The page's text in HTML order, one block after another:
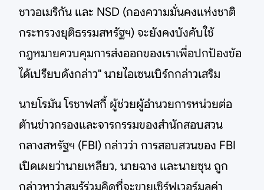
ชาวอเมริกัน และ NSD (กองความมั่นคงแห่งชาติ
กระทรวงยุติธรรมสหรัฐฯ) จะยังคงบังคับใช้
กฎหมายควบคุมการส่งออกของเราเพื่อปกป้องข้อ
ได้เปรียบดังกล่าว" นายไอเซนเบิร์กกล่าวเสริม
นายโรมัน โรชาฟสกี้ ผู้ช่วยผู้อำนวยการหน่วยต่อ
ต้านข่าวกรองและจารกรรมของสำนักสอบสวน
กลางสหรัฐฯ (FBI) กล่าวว่า การสอบสวนของ FBI
เปิดเผยว่านายเหลียว, นายฉาง และนายซุน ถูก
กล่าวหาว่าสมรู้ร่วมคิดที่จะขายเซิร์ฟเวอร์มูลค่า